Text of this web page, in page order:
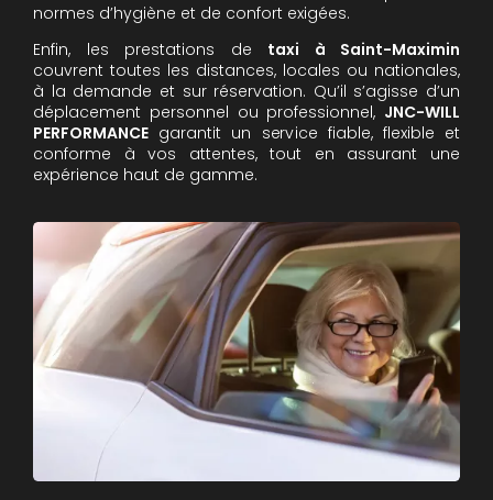
normes d’hygiène et de confort exigées.
Enfin, les prestations de taxi à Saint-Maximin
couvrent toutes les distances, locales ou nationales,
à la demande et sur réservation. Qu’il s’agisse d’un
déplacement personnel ou professionnel, JNC-WILL
PERFORMANCE garantit un service fiable, flexible et
conforme à vos attentes, tout en assurant une
expérience haut de gamme.